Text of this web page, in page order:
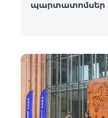
պարտատոմսեր